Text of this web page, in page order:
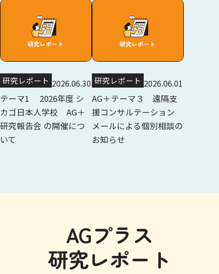
研究レポート 2026.06.30
テーマ1 2026年度 シ
カゴ日本人学校 AG＋
研究報告会 の開催につ
いて
研究レポート 2026.06.01
AG＋テーマ３ 遠隔支
援コンサルテーション
メールによる個別相談の
お知らせ
AGプラス
研究レポート